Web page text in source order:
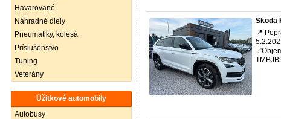
Havarované
Náhradné diely
Pneumatiky, kolesá
Príslušenstvo
Tuning
Veterány
Úžitkové automobily
Autobusy
Skoda
📍